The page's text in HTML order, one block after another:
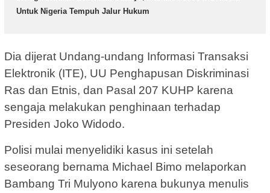
Untuk Nigeria Tempuh Jalur Hukum
Dia dijerat Undang-undang Informasi Transaksi
Elektronik (ITE), UU Penghapusan Diskriminasi
Ras dan Etnis, dan Pasal 207 KUHP karena
sengaja melakukan penghinaan terhadap
Presiden Joko Widodo.
Polisi mulai menyelidiki kasus ini setelah
seseorang bernama Michael Bimo melaporkan
Bambang Tri Mulyono karena bukunya menulis